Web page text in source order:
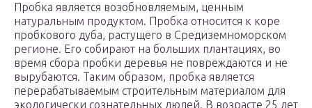
Пробка является возобновляемым, ценным
натуральным продуктом. Пробка относится к коре
пробкового дуба, растущего в Средиземноморском
регионе. Его собирают на больших плантациях, во
время сбора пробки деревья не повреждаются и не
вырубаются. Таким образом, пробка является
перерабатываемым строительным материалом для
экологически сознательных людей. В возрасте 25 лет